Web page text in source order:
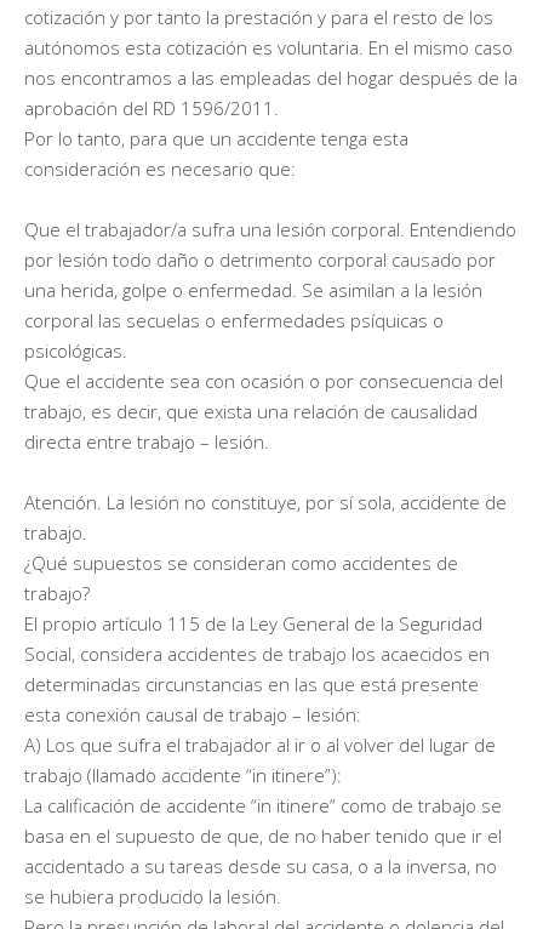
cotización y por tanto la prestación y para el resto de los
autónomos esta cotización es voluntaria. En el mismo caso
nos encontramos a las empleadas del hogar después de la
aprobación del RD 1596/2011.
Por lo tanto, para que un accidente tenga esta
consideración es necesario que:
Que el trabajador/a sufra una lesión corporal. Entendiendo
por lesión todo daño o detrimento corporal causado por
una herida, golpe o enfermedad. Se asimilan a la lesión
corporal las secuelas o enfermedades psíquicas o
psicológicas.
Que el accidente sea con ocasión o por consecuencia del
trabajo, es decir, que exista una relación de causalidad
directa entre trabajo – lesión.
Atención. La lesión no constituye, por sí sola, accidente de
trabajo.
¿Qué supuestos se consideran como accidentes de
trabajo?
El propio artículo 115 de la Ley General de la Seguridad
Social, considera accidentes de trabajo los acaecidos en
determinadas circunstancias en las que está presente
esta conexión causal de trabajo – lesión:
A) Los que sufra el trabajador al ir o al volver del lugar de
trabajo (llamado accidente “in itinere”):
La calificación de accidente “in itinere” como de trabajo se
basa en el supuesto de que, de no haber tenido que ir el
accidentado a su tareas desde su casa, o a la inversa, no
se hubiera producido la lesión.